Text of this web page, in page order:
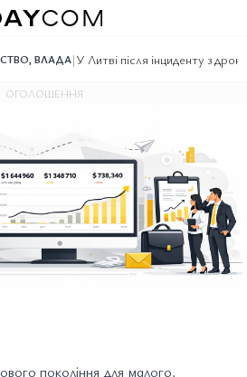
, ВЛАДА|У Литві після інциденту з
ОГОЛОШЕННЯ
покоління для малого,